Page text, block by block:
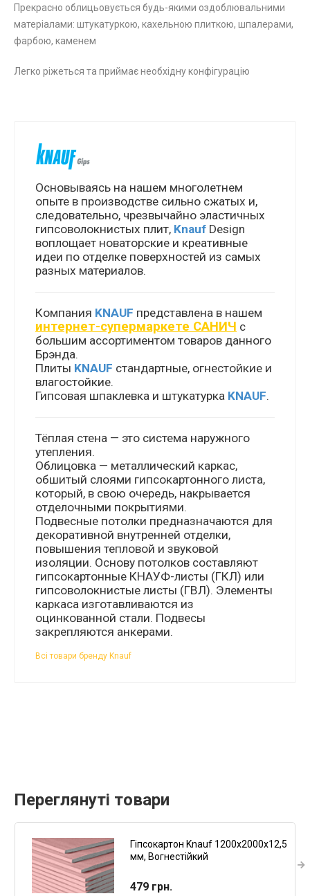
Прекрасно облицьовується будь-якими оздоблювальними
матеріалами: штукатуркою, кахельною плиткою, шпалерами,
фарбою, каменем
Легко ріжеться та приймає необхідну конфігурацію
Основываясь на нашем многолетнем
опыте в производстве сильно сжатых и,
следовательно, чрезвычайно эластичных
гипсоволокнистых плит, Knauf Design
воплощает новаторские и креативные
идеи по отделке поверхностей из самых
разных материалов.
Компания KNAUF представлена в нашем
интернет-супермаркете САНИЧ с
большим ассортиментом товаров данного
Брэнда.
Плиты KNAUF стандартные, огнестойкие и
влагостойкие.
Гипсовая шпаклевка и штукатурка KNAUF.
Тёплая стена — это система наружного
утепления.
Облицовка — металлический каркас,
обшитый слоями гипсокартонного листа,
который, в свою очередь, накрывается
отделочными покрытиями.
Подвесные потолки предназначаются для
декоративной внутренней отделки,
повышения тепловой и звуковой
изоляции. Основу потолков составляют
гипсокартонные КНАУФ-листы (ГКЛ) или
гипсоволокнистые листы (ГВЛ). Элементы
каркаса изготавливаются из
оцинкованной стали. Подвесы
закрепляются анкерами.
Всі товари бренду Knauf
Переглянуті товари
Гіпсокартон Knauf 1200х2000х12,5
мм, Вогнестійкий
479 грн.